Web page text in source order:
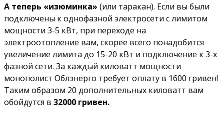
А теперь «изюминка» (или таракан). Если вы были
подключены к однофазной электросети с лимитом
мощности 3-5 кВт, при переходе на
электроотопление вам, скорее всего понадобится
увеличение лимита до 15-20 кВт и подключение к 3-х
фазной сети. За каждый киловатт мощности
монополист Облэнерго требует оплату в 1600 гривен!
Таким образом 20 дополнительных киловатт вам
обойдутся в 32000 гривен.